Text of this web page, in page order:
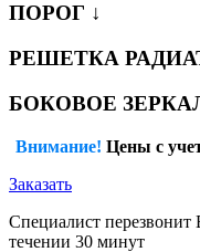
ПОРОГ ↓
РЕШЕТКА
БОКОВОЕ
Внимание! Цены с
Заказать
Специалист перезвонит
течении 30 минут